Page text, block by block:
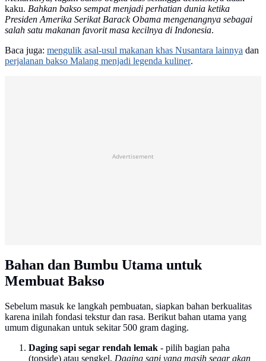
kaku. Bahkan bakso sempat menjadi perhatian dunia ketika
Presiden Amerika Serikat Barack Obama mengenangnya sebagai
salah satu makanan favorit masa kecilnya di Indonesia.
Baca juga: mengulik asal-usul makanan khas Nusantara lainnya dan
perjalanan bakso Malang menjadi legenda kuliner.
Advertisement
Bahan dan Bumbu Utama untuk
Membuat Bakso
Sebelum masuk ke langkah pembuatan, siapkan bahan berkualitas
karena inilah fondasi tekstur dan rasa. Berikut bahan utama yang
umum digunakan untuk sekitar 500 gram daging.
Daging sapi segar rendah lemak - pilih bagian paha
(topside) atau sengkel. Daging sapi yang masih segar akan